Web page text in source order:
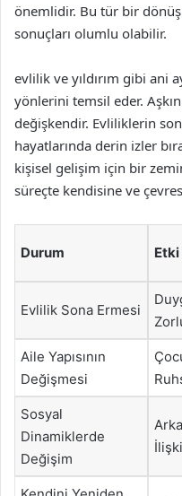
önemlidir. Bu tür bir
sonuçları olumlu olabilir.
evlilik ve yıldırım gibi ani
yönlerini temsil eder.
değişkendir. Evliliklerin
hayatlarında derin izler
kişisel gelişim için bir
süreçte kendisine ve
Durum Etki
Evlilik Sona Ermesi
Aile Yapısının
Değişmesi
Sosyal
Dinamiklerde
Değişim